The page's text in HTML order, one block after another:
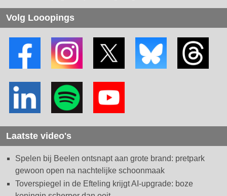
Volg Looopings
Laatste video's
Spelen bij Beelen ontsnapt aan grote brand: pretpark
gewoon open na nachtelijke schoonmaak
Toverspiegel in de Efteling krijgt AI-upgrade: boze